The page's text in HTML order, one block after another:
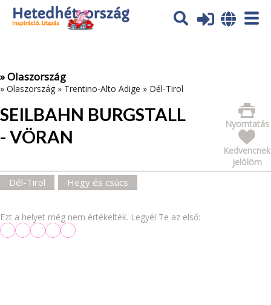
Az oldal sütiket (cookies) használ. További tájékoztatás itt:
Adatvédelmi tájékoztató
» Olaszország
» Olaszország » Trentino-Alto Adige » Dél-Tirol
SEILBAHN BURGSTALL
- VÖRAN
Nyomtatás
Kedvencnek
jelölöm
Dél-Tirol Hegy és csúcs
Ezt a helyet még nem értékelték. Legyél Te az első: